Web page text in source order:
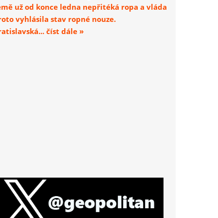
už od konce ledna nepřitéká ropa a vláda
vyhlásila stav ropné nouze.
číst dále »